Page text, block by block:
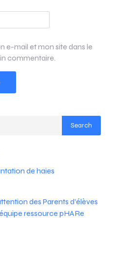
e-mail et mon site dans le
commentaire.
Search
de haies
des Parents d’élèves
ressource pHARe